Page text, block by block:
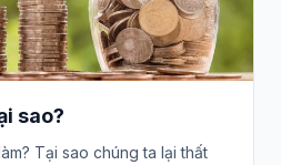
sao?
Tại sao chúng ta lại thất